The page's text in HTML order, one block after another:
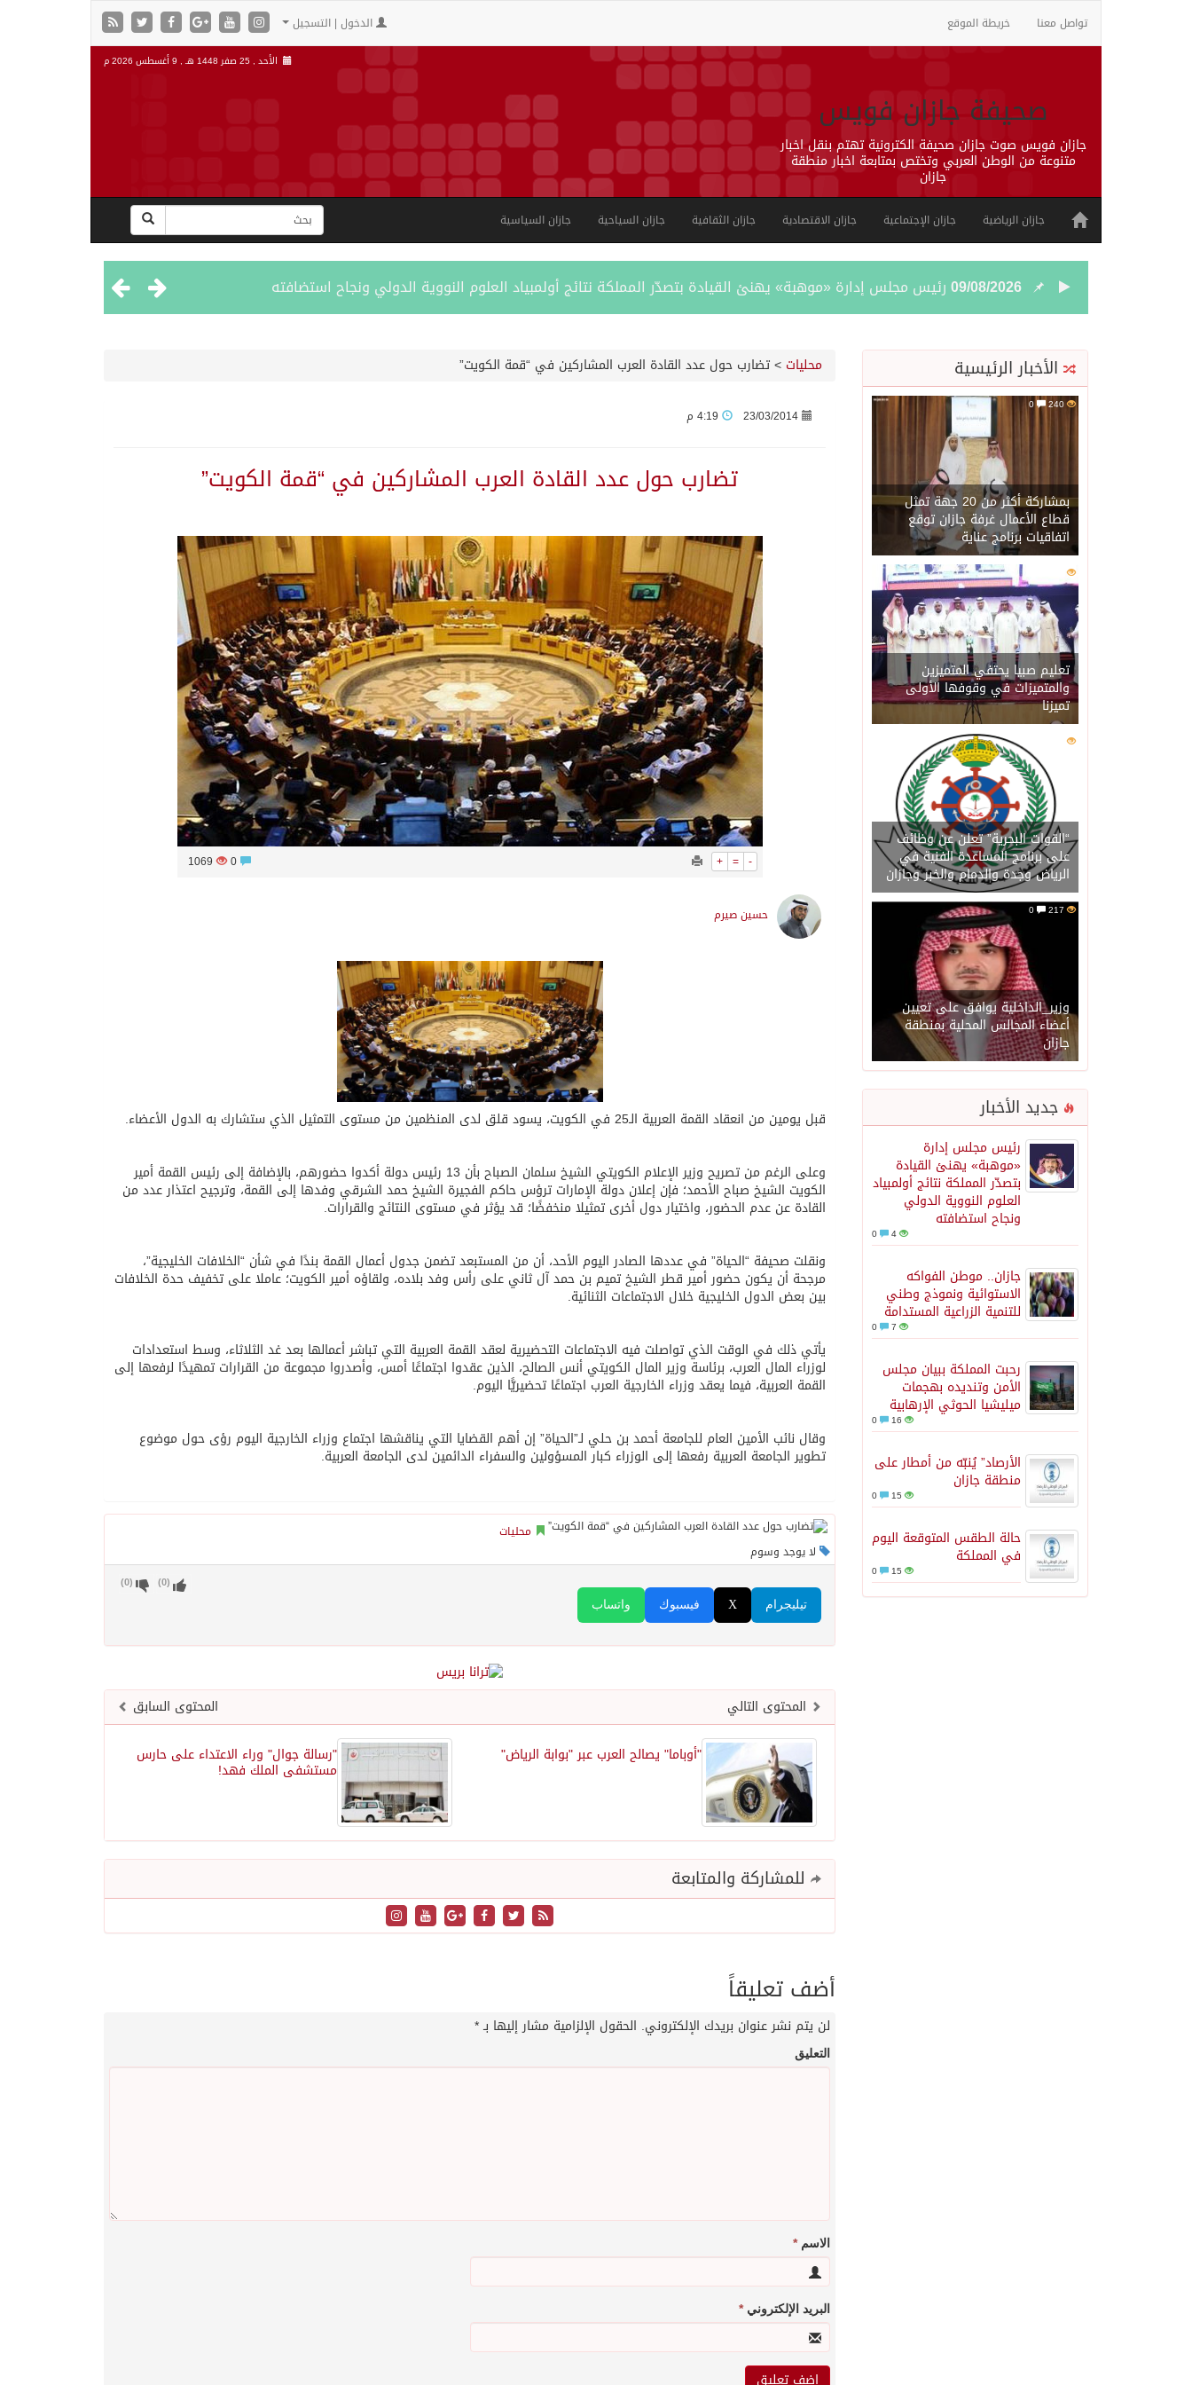
تواصل معنا خريطة الموقع الدخول | التسجيل
صحيفة جازان فويس
جازان فويس صوت جازان صحيفة الكترونية تهتم بنقل اخبار
متنوعة من الوطن العربي وتختص بمتابعة اخبار منطقة
جازان
الأحد , 25 صفر 1448 هـ , 9 أغسطس 2026 م
جازان الرياضية جازان الإجتماعية جازان الاقتصادية جازان الثقافية جازان السياحية جازان السياسية
09/08/2026 رئيس مجلس إدارة «موهبة» يهنئ القيادة بتصدّر المملكة نتائج أولمبياد العلوم النووية الدولي ونجاح استضافته
09/08/2026 رحبت المملكة ببيان مجلس الأمن وتنديده بهجمات ميليشيا الحوثي الإرهابية
09/08/2026 الأرصاد” يُنبّه من أمطار على منطقة جازان
09/08/2026 حالة الطقس المتوقعة اليوم في المملكة
08/08/2026 أجواء من الحب والتراث تزين ليلة عرس آل صيرم
08/08/2026 اتفاقية مكة… تعزيز الردع لحماية الاستقرار وترحيب اقليمي ودولي بها
08/08/2026 الجيش اليمني ينفذ عملية عسكرية ضد الحوثيين رداً على هجماتهم
08/08/2026 السديس: اتفاقية مكة تجسد مكانة المملكة الدينية وريادتها الحضارية والعالمية
08/08/2026 وزير الدفاع: اتفاقية مكة تسهم في دعم أمن واستقرار المنطقة والعالم
الأخبار الرئيسية
240
بمشاركة أكثر من 20 جهة تمثل
قطاع الأعمال غرفة جازان توقع
اتفاقيات برنامج عناية
221
تعليم صبيا يحتفي المتميزين
والمتميزات في وقوفها الأولى
تميزنا
216
“القوات البحرية” تعلن عن وظائف
على برنامج المساعدة الفنية في
الرياض وجدة والدمام والخبر وجازان
217
وزير_الداخلية يوافق على تعيين
أعضاء المجالس المحلية بمنطقة
جازان
جديد الأخبار
رئيس مجلس إدارة
«موهبة» يهنئ القيادة
بتصدّر المملكة نتائج أولمبياد
العلوم النووية الدولي
ونجاح استضافته
4
جازان.. موطن الفواكه
الاستوائية ونموذج وطني
للتنمية الزراعية المستدامة
7
رحبت المملكة ببيان مجلس
الأمن وتنديده بهجمات
ميليشيا الحوثي الإرهابية
16
الأرصاد” يُنبّه من أمطار على
منطقة جازان
15
حالة الطقس المتوقعة اليوم
في المملكة
15
محليات >تضارب حول عدد القادة العرب المشاركين في “قمة الكويت”
23/03/2014
تضارب حول عدد القادة العرب المشاركين في “قمة الكويت”
+ = -
0
1069
حسين صيرم
قبل يومين من انعقاد القمة العربية الـ25 في الكويت، يسود قلق لدى المنظمين من مستوى التمثيل الذي ستشارك به الدول الأعضاء.
وعلى الرغم من تصريح وزير الإعلام الكويتي الشيخ سلمان الصباح بأن 13 رئيس دولة أكدوا حضورهم، بالإضافة إلى رئيس القمة أمير
الكويت الشيخ صباح الأحمد؛ فإن إعلان دولة الإمارات ترؤس حاكم الفجيرة الشيخ حمد الشرقي وفدها إلى القمة، وترجيح اعتذار عدد من
القادة عن عدم الحضور، واختيار دول أخرى تمثيلا منخفضًا؛ قد يؤثر في مستوى النتائج والقرارات.
ونقلت صحيفة “الحياة” في عددها الصادر اليوم الأحد، أن من المستبعد تضمن جدول أعمال القمة بندًا في شأن “الخلافات الخليجية”،
مرجحة أن يكون حضور أمير قطر الشيخ تميم بن حمد آل ثاني على رأس وفد بلاده، ولقاؤه أمير الكويت؛ عاملا على تخفيف حدة الخلافات
بين بعض الدول الخليجية خلال الاجتماعات الثنائية.
يأتي ذلك في الوقت الذي تواصلت فيه الاجتماعات التحضيرية لعقد القمة العربية التي تباشر أعمالها بعد غد الثلاثاء، وسط استعدادات
لوزراء المال العرب، برئاسة وزير المال الكويتي أنس الصالح، الذين عقدوا اجتماعًا أمس، وأصدروا مجموعة من القرارات تمهيدًا لرفعها إلى
القمة العربية، فيما يعقد وزراء الخارجية العرب اجتماعًا تحضيريًّا اليوم.
وقال نائب الأمين العام للجامعة أحمد بن حلي لـ”الحياة” إن أهم القضايا التي يناقشها اجتماع وزراء الخارجية اليوم رؤى حول موضوع
تطوير الجامعة العربية رفعها إلى الوزراء كبار المسؤولين والسفراء الدائمين لدى الجامعة العربية.
محليات
لا يوجد وسوم
واتساب فيسبوك X تيليجرام
(
0
) (
0
)
المحتوى السابق
المحتوى التالي
"رسالة جوال" وراء الاعتداء على حارس
مستشفى الملك فهد!
"أوباما" يصالح العرب عبر "بوابة الرياض"
للمشاركة والمتابعة
أضف تعليقاً
لن يتم نشر عنوان بريدك الإلكتروني. الحقول الإلزامية مشار إليها بـ*
التعليق
الاسم*
البريد الإلكتروني*